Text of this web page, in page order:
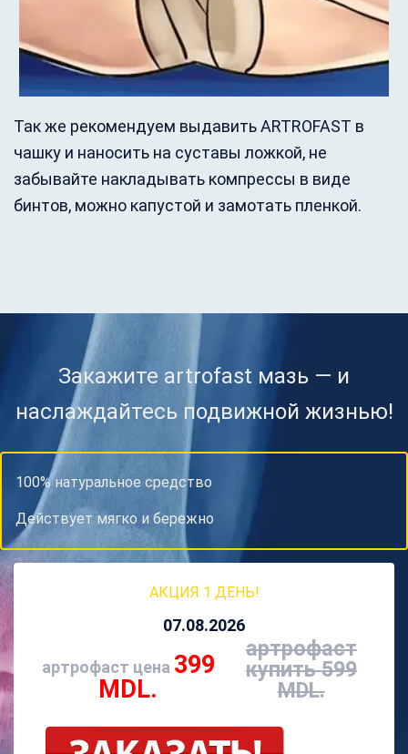
Так же рекомендуем выдавить ARTROFAST в
чашку и наносить на суставы ложкой, не
забывайте накладывать компрессы в виде
бинтов, можно капустой и замотать пленкой.
Закажите artrofast мазь — и
наслаждайтесь подвижной жизнью!
100% натуральное средство
Действует мягко и бережно
АКЦИЯ 1 ДЕНЬ!
07.08.2026
артрофаст цена 399
MDL.
артрофаст
купить599
MDL.